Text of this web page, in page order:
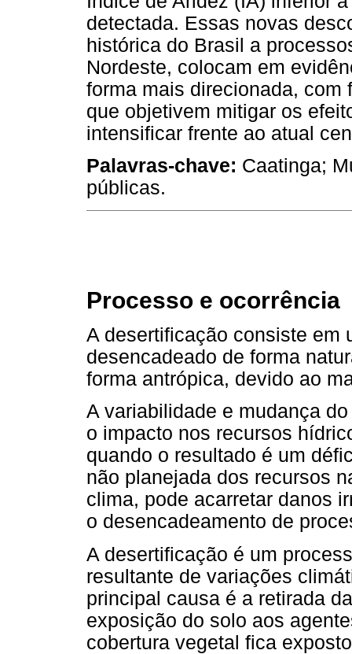
detectada. Essas novas
histórica do Brasil a
Nordeste, colocam em
forma mais direcionada,
que objetivem mitigar os
intensificar frente ao atual
Palavras-chave: Caatinga;
públicas.
Processo e ocorrência
A desertificação consiste em
desencadeado de forma
forma antrópica, devido ao
A variabilidade e mudança
o impacto nos recursos
quando o resultado é um
não planejada dos recursos
clima, pode acarretar danos
o desencadeamento de
A desertificação é um
resultante de variações
principal causa é a retirada
exposição do solo aos
cobertura vegetal fica